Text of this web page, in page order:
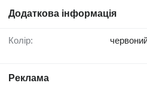
Додаткова інформація
Колір:
Реклама